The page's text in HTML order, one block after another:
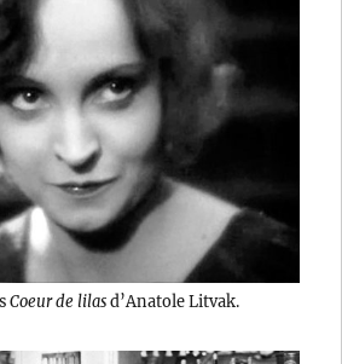
Coeur de lilasd’Anatole Litvak.